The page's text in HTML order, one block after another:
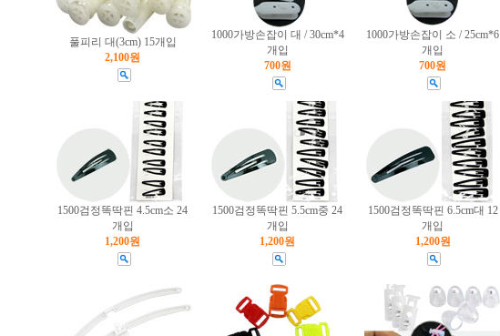
풀피리 대(3cm) 15개입
2,100원
1000가방손잡이 대 / 30cm*4
개입
700원
1000가방손잡이 소 / 25cm*6
개입
700원
1500검정똑딱핀 4.5cm소 24
개입
1,200원
1500검정똑딱핀 5.5cm중 24
개입
1,200원
1500검정똑딱핀 6.5cm대 12
개입
1,200원